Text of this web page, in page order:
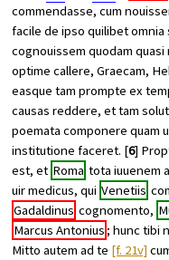
commendasse, cum
facile de ipso quilibet
cognouissem quodam
optime callere, Graecam,
easque tam prompte ex
causas reddere, et tam
poemata componere quam
institutione faceret. [6]
est, et Roma tota iuuenem
uir medicus, qui Venetiis
Gadaldinus cognomento,
Marcus Antonius; hunc tibi
Mitto autem ad te [f. 21v]